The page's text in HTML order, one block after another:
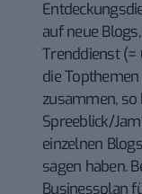
auf neue
Trenddienst (=
die Topthemen
zusammen,
Spreeblick/
einzelnen
sagen haben.
Businessplan